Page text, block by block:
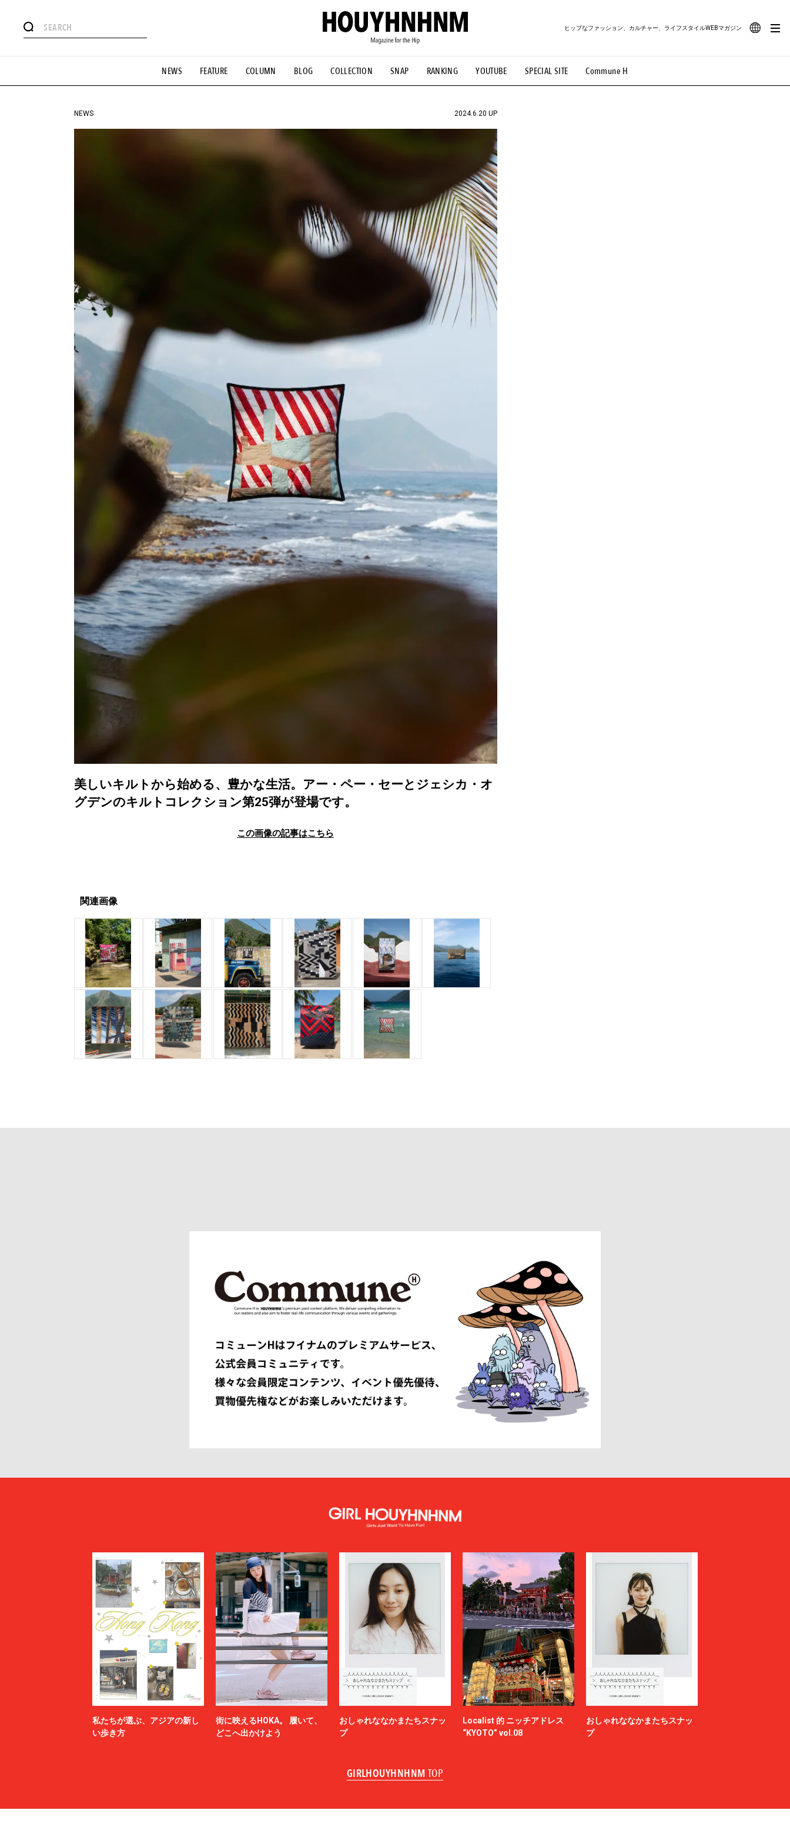
NEWS FEATURE COLUMN BLOG COLLECTION SNAP RANKING YOUTUBE SPECIAL SITE Commune H
ヒップなファッション、カルチャー、ライフスタイルWEBマガジン
#憧れの逸品 #ESSENTIAL DESIGNS #古着サミット #NEW VINTAGE #マイナーグッド図鑑 #路地裏てぃーん。 #MONTHLY JOURNAL
#GH 銘品の所以 #フイナムのYouTube #Commune H #FOCUS IT #AH.H #ととけん #FASHION #MUSIC #MOVIE #LIFESTYLE #SNEAKER #OUTDOOR
#HANDSOME HANDBOOK
NEWS 2024.6.20 UP
美しいキルトから始める、豊かな生活。アー・ペー・セーとジェシカ・オ
グデンのキルトコレクション第25弾が登場です。
この画像の記事はこちら
関連画像
私たちが選ぶ、アジアの新し
い歩き方
街に映えるHOKA。 履いて、
どこへ出かけよう
おしゃれななかまたちスナッ
プ
Localist 的 ニッチアドレス
“KYOTO” vol.08
おしゃれななかまたちスナッ
プ
GIRLHOUYHNHNM TOP